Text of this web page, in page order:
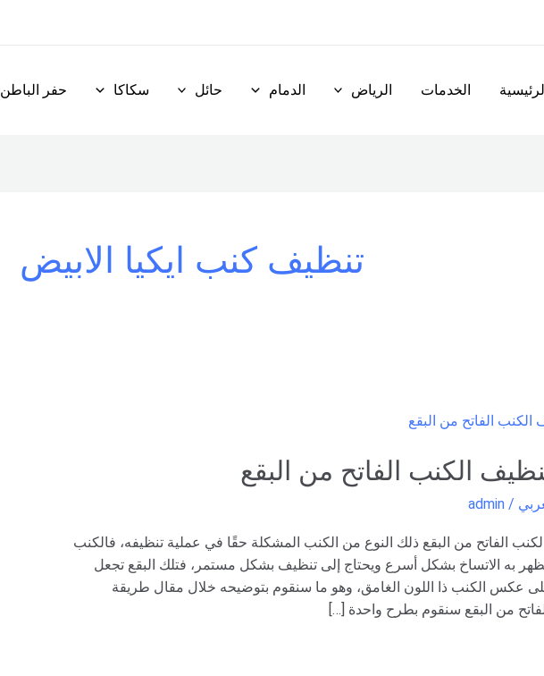
الخدمات الرياض الدمام حائل سكاكا حفر الباطن
تنظيف كنب ايكيا الابيض
الكنب الفاتح من البقع
/
admin
الفاتح من البقع ذلك النوع من الكنب المشكلة حقًا في عملية تنظيفه، فالكنب
يظهر به الاتساخ بشكل أسرع ويحتاج إلى تنظيف بشكل مستمر، فتلك البقع تجعل
عكس الكنب ذا اللون الغامق، وهو ما سنقوم بتوضيحه خلال مقال طريقة
من البقع سنقوم بطرح واحدة […]